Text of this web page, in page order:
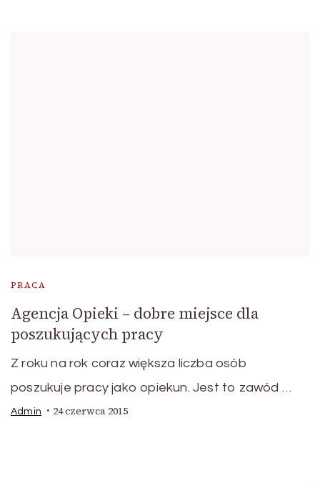
PRACA
Agencja Opieki – dobre miejsce dla
poszukujących pracy
Z roku na rok coraz większa liczba osób
poszukuje pracy jako opiekun. Jest to zawód …
Admin 24 czerwca 2015